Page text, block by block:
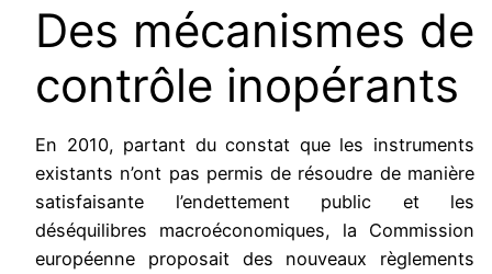
Des mécanismes de
contrôle inopérants
En 2010, partant du constat que les instruments
existants n’ont pas permis de résoudre de manière
satisfaisante l’endettement public et les
déséquilibres macroéconomiques, la Commission
européenne proposait des nouveaux règlements